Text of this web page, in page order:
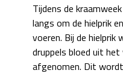
Tijdens de
langs om de hielprik
voeren. Bij de hielprik
druppels bloed uit
afgenomen. Dit